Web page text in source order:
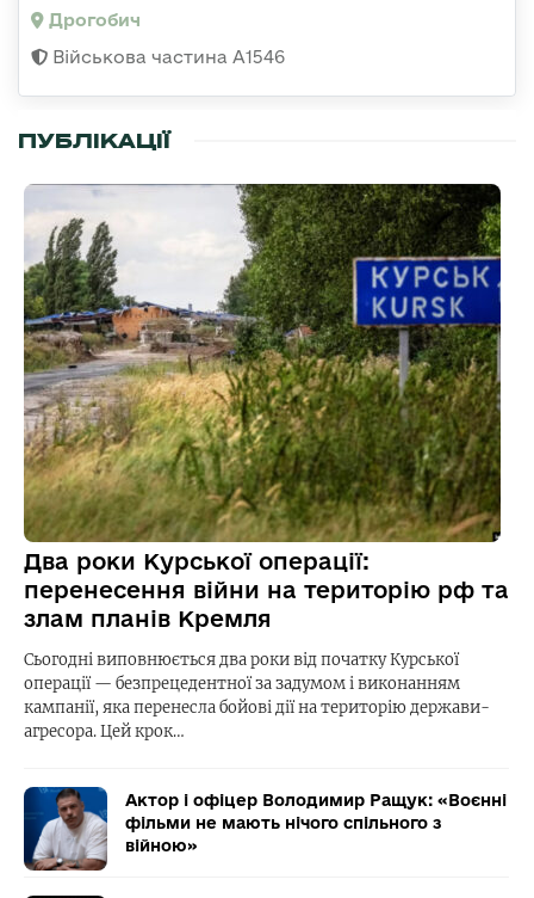
Дрогобич
Військова частина А1546
ПУБЛІКАЦІЇ
Два роки Курської операції:
перенесення війни на територію рф та
злам планів Кремля
Сьогодні виповнюється два роки від початку Курської
операції — безпрецедентної за задумом і виконанням
кампанії, яка перенесла бойові дії на територію держави-
агресора. Цей крок…
Актор і офіцер Володимир Ращук: «Воєнні
фільми не мають нічого спільного з
війною»